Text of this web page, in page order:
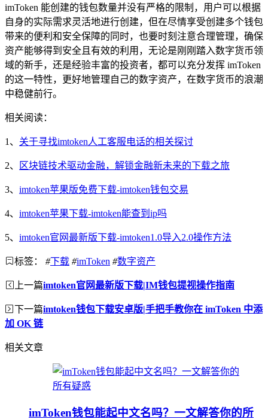
imToken 能创建的钱包数量并没有严格的限制，用户可以根据
自身的实际需求灵活地进行创建，但在尽情享受创建多个钱包
带来的便利和安全保障的同时，也要时刻注意合理管理，确保
资产能够得到安全且有效的利用，无论是刚刚踏入数字货币领
域的新手，还是经验丰富的投资者，都可以充分发挥 imToken
的这一特性，更好地管理自己的数字资产，在数字货币的浪潮
中稳健前行。
相关阅读：
1、 关于寻找imtoken人工客服电话的相关探讨
2、 区块链技术驱动金融，解锁金融新未来的下载之旅
3、 imtoken苹果版免费下载-imtoken钱包交易
4、 imtoken苹果下载-imtoken能查到ip吗
5、 imtoken官网最新版下载-imtoken1.0导入2.0操作方法
标签： #下载 #imToken #数字资产
上一篇imtoken官网最新版下载|IM钱包提视操作指南
下一篇imtoken钱包下载安卓版|手把手教你在 imToken 中添
加 OK 链
相关文章
imToken钱包能起中文名吗？一文解答你的所